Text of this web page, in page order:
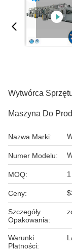
Wytwórca
Maszyna Do
Nazwa Marki:
Numer Modelu:
MOQ:
Ceny:
Szczegóły
Opakowania:
Warunki
Płatności: